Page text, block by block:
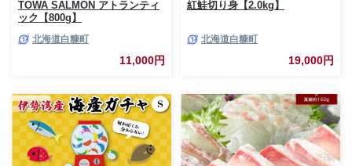
TOWA SALMON アトランティ
ック【800g】
北海道白糠町
11,000円
紅鮭切り身【2.0kg】
北海道白糠町
19,000円